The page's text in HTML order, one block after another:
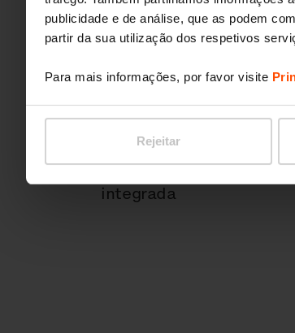
publicidade e de análise, que as podem
partir da sua utilização dos respetivos
Para mais informações, por favor visite
Rejeitar
integrada